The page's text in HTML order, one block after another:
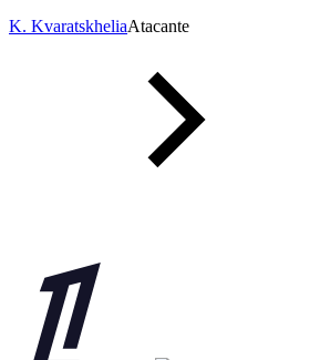
K. KvaratskheliaAtacante